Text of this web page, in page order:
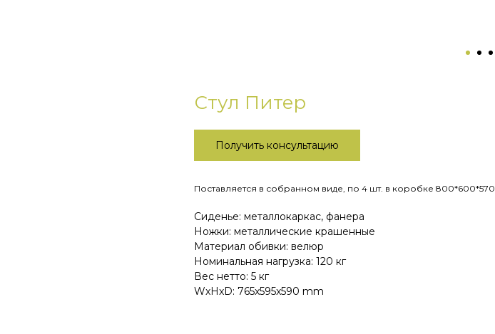
Стул Питер
Получить консультацию
Поставляется в собранном виде, по 4 шт. в коробке 800*600*570
Сиденье: металлокаркас, фанера
Ножки: металлические крашенные
Материал обивки: велюр
Номинальная нагрузка: 120 кг
Вес нетто: 5 кг
WxHxD: 765x595x590 mm